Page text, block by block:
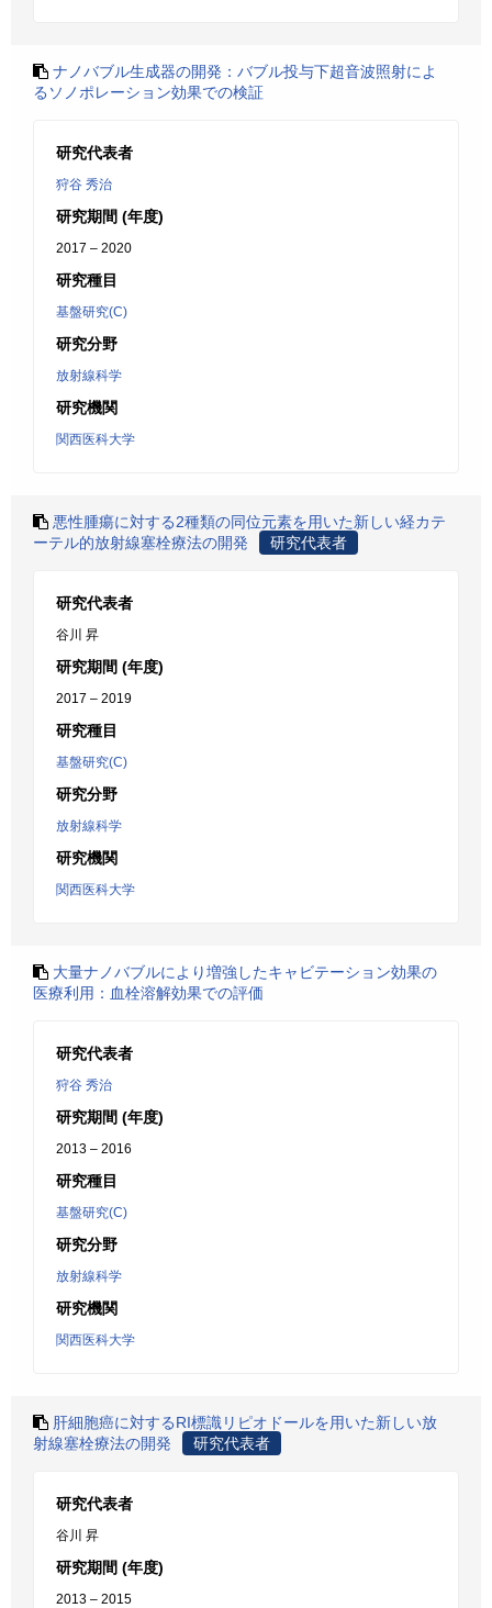
ナノバブル生成器の開発：バブル投与下超音波照射によ
るソノポレーション効果での検証
研究代表者
狩谷 秀治
研究期間 (年度)
2017 – 2020
研究種目
基盤研究(C)
研究分野
放射線科学
研究機関
関西医科大学
悪性腫瘍に対する2種類の同位元素を用いた新しい経カテ
ーテル的放射線塞栓療法の開発
研究代表者
研究代表者
谷川 昇
研究期間 (年度)
2017 – 2019
研究種目
基盤研究(C)
研究分野
放射線科学
研究機関
関西医科大学
大量ナノバブルにより増強したキャビテーション効果の
医療利用：血栓溶解効果での評価
研究代表者
狩谷 秀治
研究期間 (年度)
2013 – 2016
研究種目
基盤研究(C)
研究分野
放射線科学
研究機関
関西医科大学
肝細胞癌に対するRI標識リピオドールを用いた新しい放
射線塞栓療法の開発
研究代表者
研究代表者
谷川 昇
研究期間 (年度)
2013 – 2015